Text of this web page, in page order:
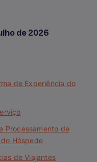
de 2026
de Experiência do
Processamento de
Hóspede
de Viajantes